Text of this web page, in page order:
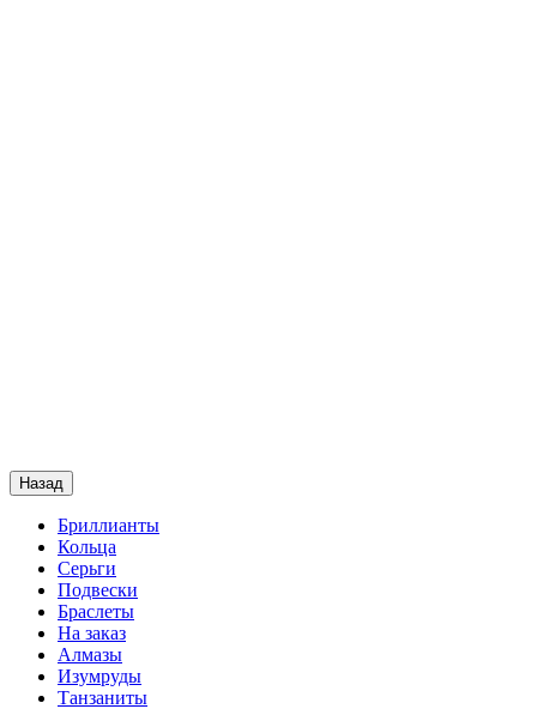
Назад
Бриллианты
Кольца
Серьги
Подвески
Браслеты
На заказ
Алмазы
Изумруды
Танзаниты